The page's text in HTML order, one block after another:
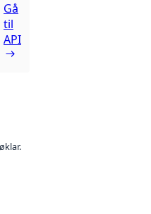
Gå
til
API